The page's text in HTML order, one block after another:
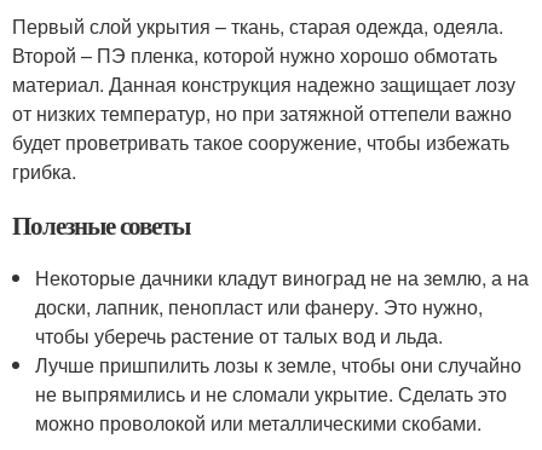
Первый слой укрытия – ткань, старая одежда, одеяла.
Второй – ПЭ пленка, которой нужно хорошо обмотать
материал. Данная конструкция надежно защищает лозу
от низких температур, но при затяжной оттепели важно
будет проветривать такое сооружение, чтобы избежать
грибка.
Полезные советы
Некоторые дачники кладут виноград не на землю, а на
доски, лапник, пенопласт или фанеру. Это нужно,
чтобы уберечь растение от талых вод и льда.
Лучше пришпилить лозы к земле, чтобы они случайно
не выпрямились и не сломали укрытие. Сделать это
можно проволокой или металлическими скобами.